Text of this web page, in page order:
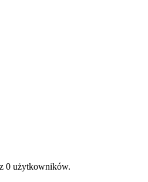
0 użytkowników.